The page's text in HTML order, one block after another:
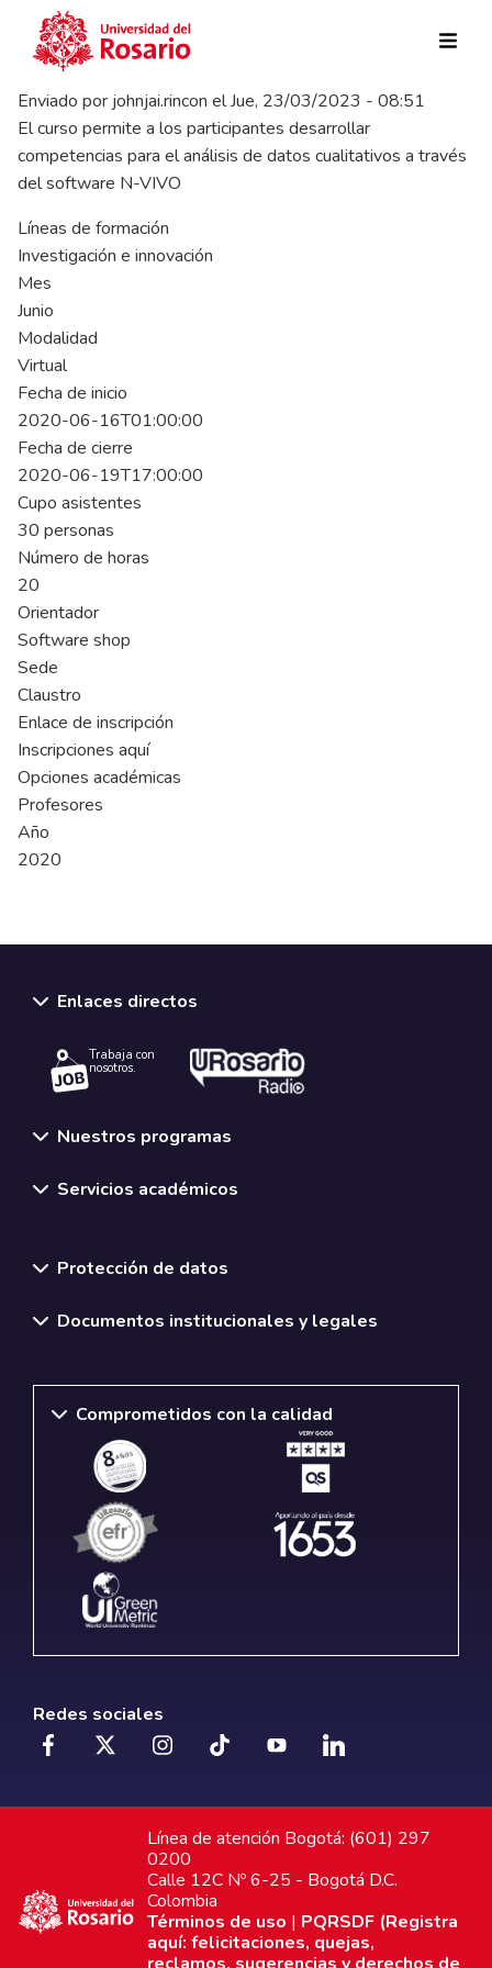
Pasar al contenido principal
Enviado por johnjai.rincon elJue, 23/03/2023 - 08:51
El curso permite a los participantes desarrollar
competencias para el análisis de datos cualitativos a través
del software N-VIVO
Líneas de formación
Investigación e innovación
Mes
Junio
Modalidad
Virtual
Fecha de inicio
2020-06-16T01:00:00
Fecha de cierre
2020-06-19T17:00:00
Cupo asistentes
30 personas
Número de horas
20
Orientador
Software shop
Sede
Claustro
Enlace de inscripción
Inscripciones aquí
Opciones académicas
Profesores
Año
2020
Enlaces directos
Trabaja con
nosotros.
Nuestros programas
Servicios académicos
Protección de datos
Documentos institucionales y legales
Comprometidos con la calidad
Redes sociales
Línea de atención Bogotá: (601) 297
0200
Calle 12C Nº 6-25 - Bogotá D.C.
Colombia
Términos de uso | PQRSDF (Registra
aquí: felicitaciones, quejas,